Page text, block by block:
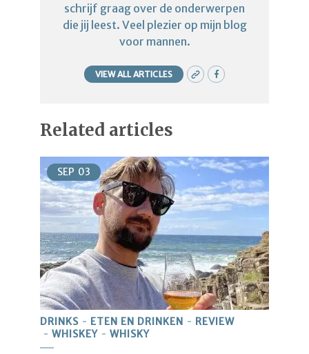
schrijf graag over de onderwerpen
die jij leest. Veel plezier op mijn blog
voor mannen.
VIEW ALL ARTICLES
Related articles
SEP 03
DRINKS ETEN EN DRINKEN
REVIEW
WHISKEY
WHISKY